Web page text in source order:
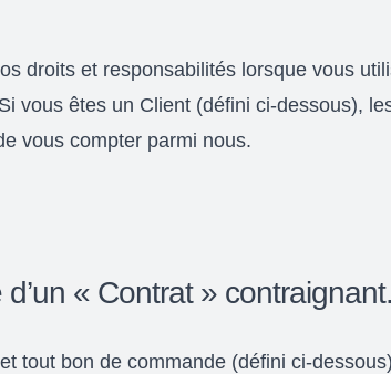
droits et responsabilités lorsque vous
vous êtes un Client (défini ci-dessous),
vous compter parmi nous.
« Contrat » contraignant.
tout bon de commande (défini ci-